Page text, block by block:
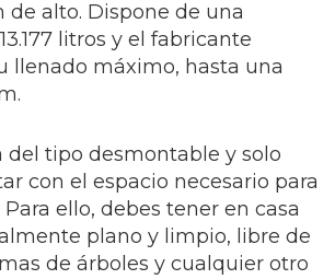
de alto. Dispone de una
litros y el fabricante
llenado máximo, hasta una
del tipo desmontable y solo
con el espacio necesario para
ello, debes tener en casa
plano y limpio, libre de
de árboles y cualquier otro